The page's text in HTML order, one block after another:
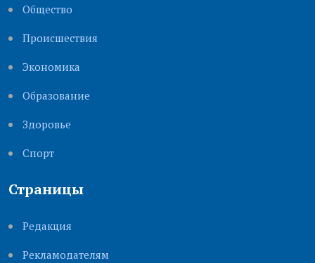
Общество
Происшествия
Экономика
Образование
Здоровье
Cпорт
Страницы
Редакция
Рекламодателям